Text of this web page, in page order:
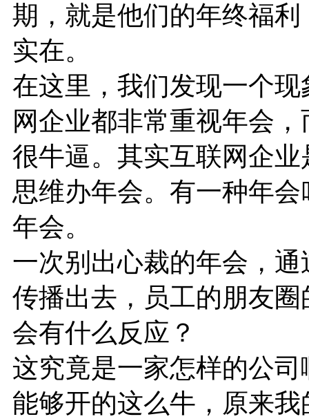
期，就是他们的年终福
实在。
在这里，我们发现一个
网企业都非常重视年会
很牛逼。其实互联网企
思维办年会。有一种年
年会。
一次别出心裁的年会，
传播出去，员工的朋友
会有什么反应？
这究竟是一家怎样的公
能够开的这么牛，原来